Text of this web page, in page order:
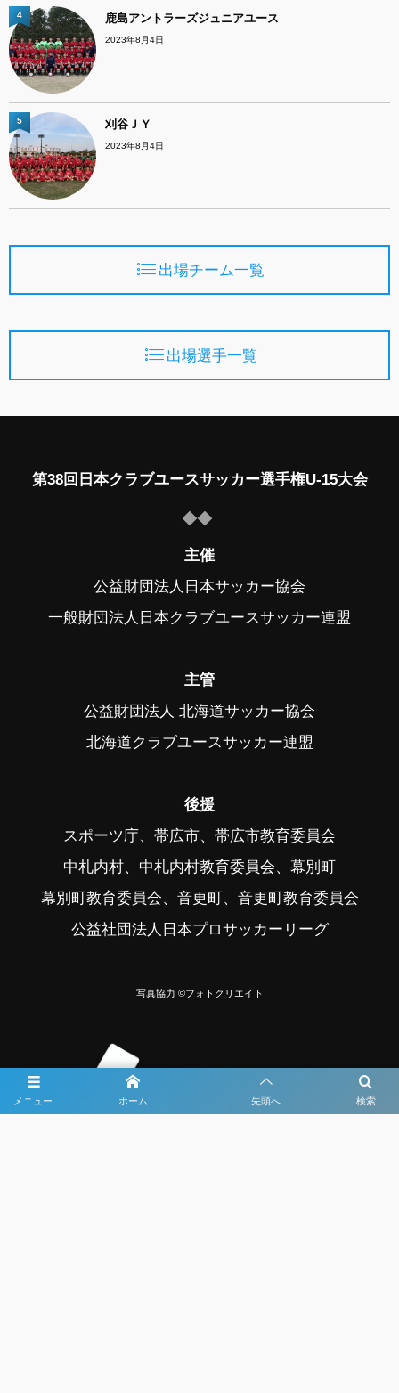
鹿島アントラーズジュニアユース
2023年8月4日
4
刈谷ＪＹ
2023年8月4日
5
出場チーム一覧
出場選手一覧
メニュー 検索
ホーム 先頭へ
第38回日本クラブユースサッカー選手権U-15大会
主催
公益財団法人日本サッカー協会
一般財団法人日本クラブユースサッカー連盟
主管
公益財団法人 北海道サッカー協会
北海道クラブユースサッカー連盟
後援
スポーツ庁、帯広市、帯広市教育委員会
中札内村、中札内村教育委員会、幕別町
幕別町教育委員会、音更町、音更町教育委員会
公益社団法人日本プロサッカーリーグ
写真協力 ©フォトクリエイト